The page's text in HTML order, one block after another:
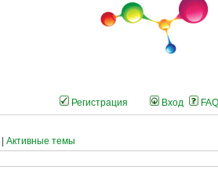
Регистрация Вход FAQ
Активные темы